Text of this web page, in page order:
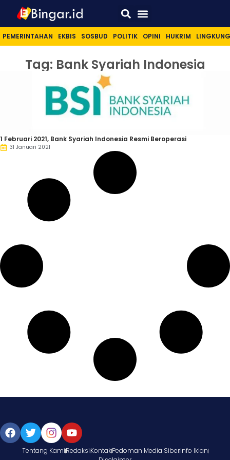
PEMERINTAHAN EKBIS SOSBUD POLITIK OPINI HUKRIM
Tag: Bank Syariah Indonesia
1 Februari 2021, Bank Syariah Indonesia Resmi Beroperasi
31 Januari 2021
Tentang KamiRedaksiKontakPedoman Media SiberInfo Iklan